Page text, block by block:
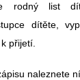
rodný list
dítěte,
přijetí.
naleznete